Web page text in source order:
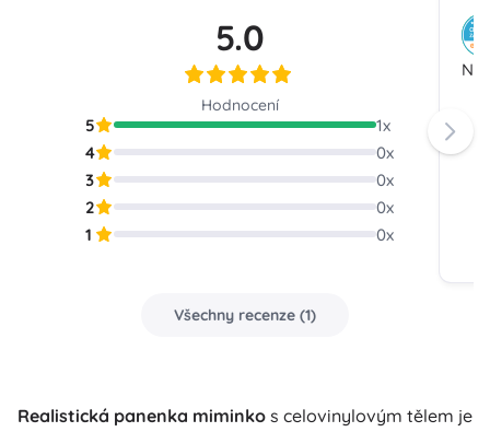
5.0
Hodnocení
5 1x
4
0x
3
0x
2
0x
1
0x
Všechny recenze (1)
Realistická panenka miminko s celovinylovým tělem je